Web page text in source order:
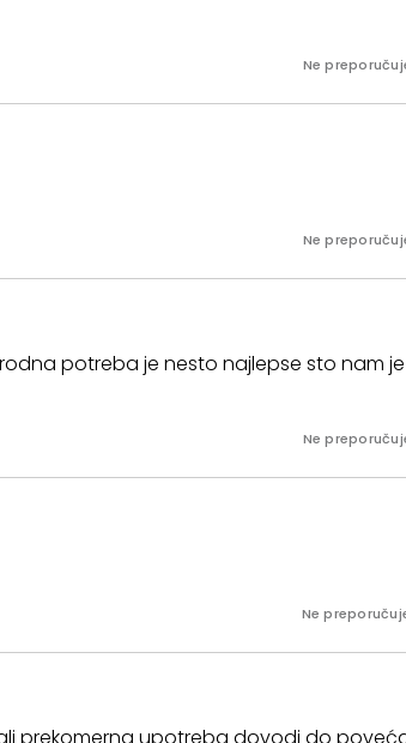
Ne
Ne
potreba je nesto najlepse sto nam
Ne
Ne
prekomerna upotreba dovodi do